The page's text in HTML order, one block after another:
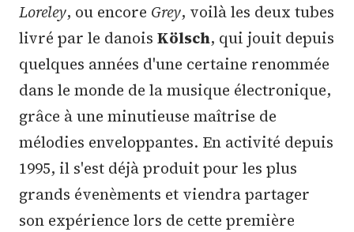
Loreley, ou encore Grey, voilà les deux tubes
livré par le danois Kölsch, qui jouit depuis
quelques années d'une certaine renommée
dans le monde de la musique électronique,
grâce à une minutieuse maîtrise de
mélodies enveloppantes. En activité depuis
1995, il s'est déjà produit pour les plus
grands évenèments et viendra partager
son expérience lors de cette première